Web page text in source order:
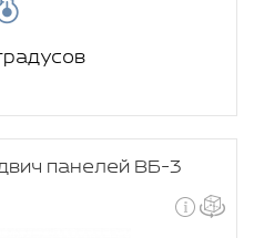
панелей ВБ-3